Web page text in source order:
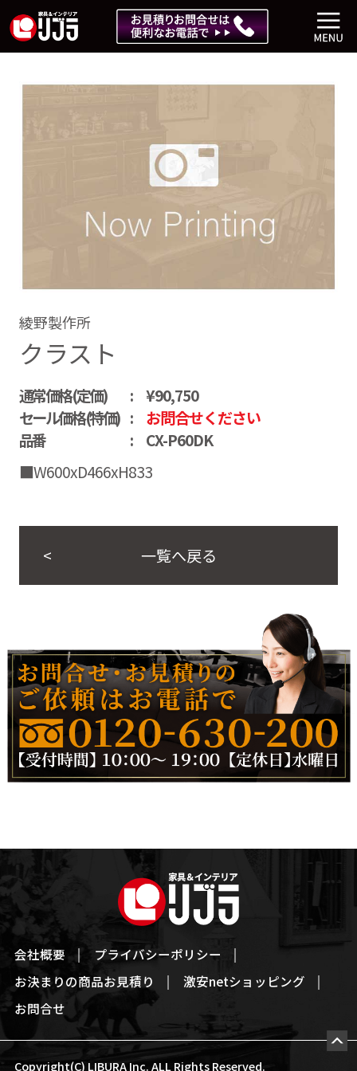
綾野製作所
クラスト
通常価格(定価)
¥90,750
セール価格(特価)
お問合せください
品番
CX-P60DK
■W600xD466xH833
一覧へ戻る
会社概要
プライバシーポリシー
お決まりの商品お見積り
激安netショッピング
お問合せ
Copyright(C) LIBURA Inc. ALL Rights Reserved.